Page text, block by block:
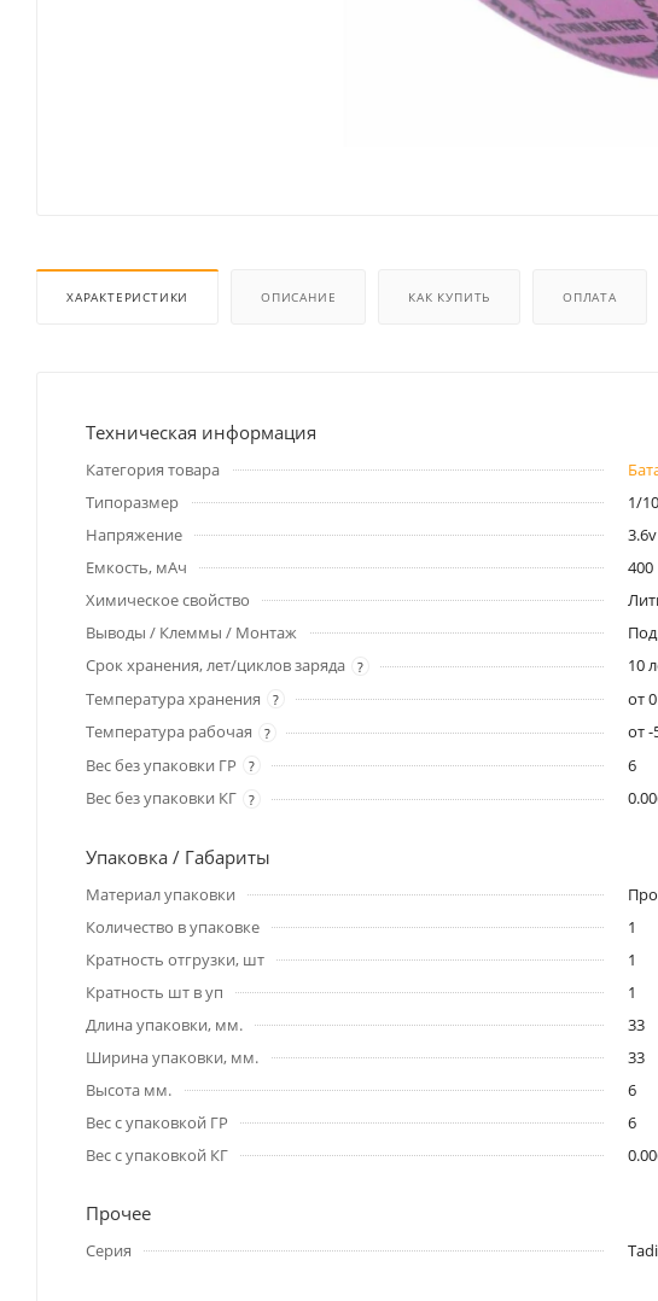
ХАРАКТЕРИСТИКИ ОПИСАНИЕ КАК КУПИТЬ ОПЛАТА
Техническая информация
Категория товара
Типоразмер
1/
Напряжение
3.6v
Емкость, мАч
400
Химическое свойство
Выводы / Клеммы / Монтаж
Срок хранения, лет/циклов заряда
?
10
Температура хранения
?
от
Температура рабочая
?
от -
Вес без упаковки ГР
?
6
Вес без упаковки КГ
?
Упаковка / Габариты
Материал упаковки
Количество в упаковке
1
Кратность отгрузки, шт
1
Кратность шт в уп
1
Длина упаковки, мм.
33
Ширина упаковки, мм.
33
Высота мм.
6
Вес с упаковкой ГР
6
Вес с упаковкой КГ
Прочее
Серия